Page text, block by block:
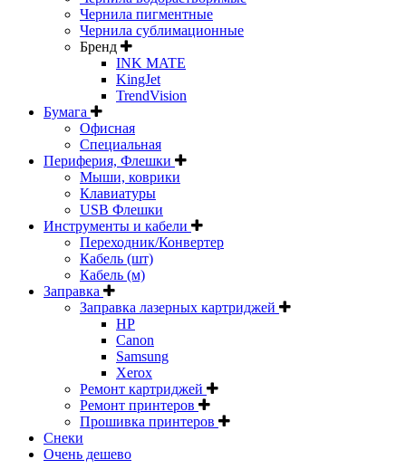
Чернила пигментные
Чернила сублимационные
Бренд
INK MATE
KingJet
TrendVision
Бумага
Офисная
Специальная
Периферия, Флешки
Мыши, коврики
Клавиатуры
USB Флешки
Инструменты и кабели
Переходник/Конвертер
Кабель (шт)
Кабель (м)
Заправка
Заправка лазерных картриджей
HP
Canon
Samsung
Xerox
Ремонт картриджей
Ремонт принтеров
Прошивка принтеров
Снеки
Очень дешево